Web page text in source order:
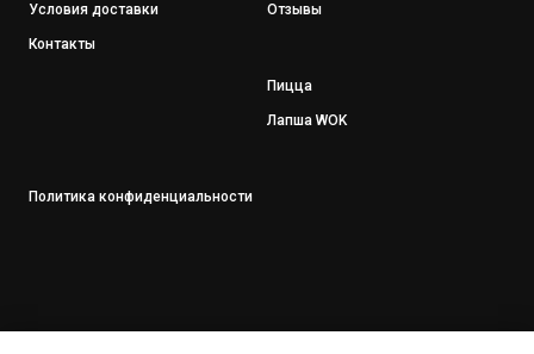
Условия доставки
Контакты
Отзывы
Пицца
Лапша WOK
Политика конфиденциальности